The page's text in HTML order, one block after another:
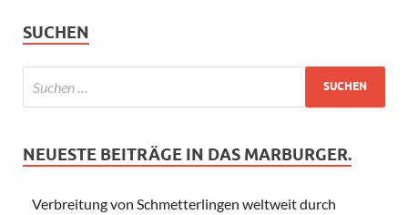
SUCHEN
NEUESTE BEITRÄGE IN DAS MARBURGER.
Verbreitung von Schmetterlingen weltweit durch